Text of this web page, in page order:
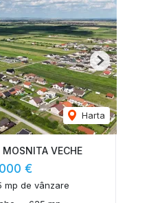
Harta
Next
VECHE
€
mp de vânzare